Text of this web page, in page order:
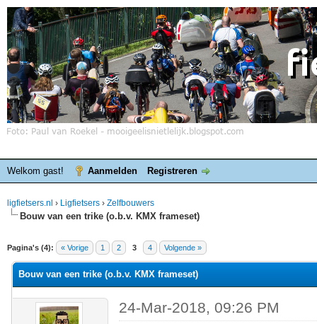
Welkom gast! Aanmelden Registreren
ligfietsers.nl › Ligfietsers › Zelfbouwers
Bouw van een trike (o.b.v. KMX frameset)
Pagina's (4): « Vorige 1 2 3 4 Volgende »
waardering is 0
Bouw van een trike (o.b.v. KMX frameset)
24-Mar-2018, 09:26 PM